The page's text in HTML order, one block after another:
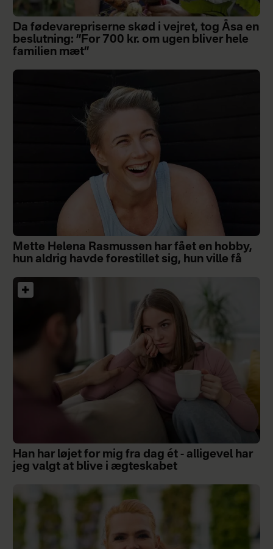
Da fødevarepriserne skød i vejret, tog Åsa en
beslutning: ”For 700 kr. om ugen bliver hele
familien mæt”
Mette Helena Rasmussen har fået en hobby,
hun aldrig havde forestillet sig, hun ville få
Han har løjet for mig fra dag ét - alligevel har
jeg valgt at blive i ægteskabet